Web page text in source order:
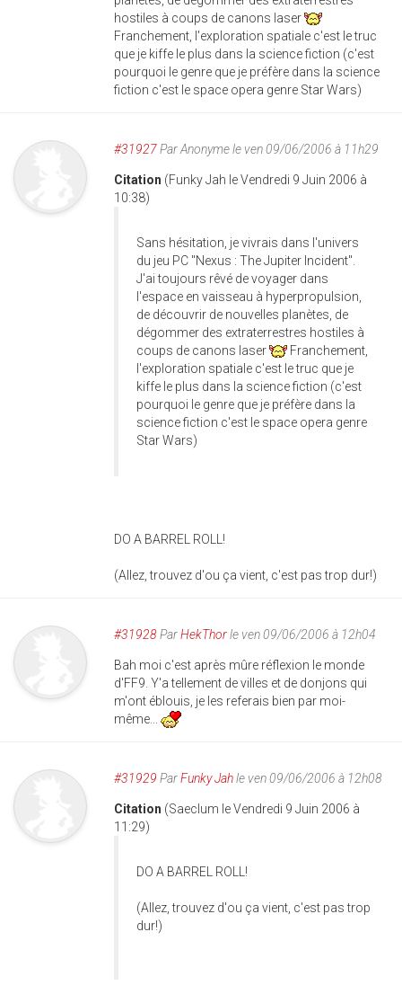
hostiles à coups de canons laser
Franchement, l'exploration spatiale c'est le truc
que je kiffe le plus dans la science fiction (c'est
pourquoi le genre que je préfère dans la science
fiction c'est le space opera genre Star Wars)
#31927ParAnonymele ven 09/06/2006 à 11h29
Citation (Funky Jah le Vendredi 9 Juin 2006 à
10:38)
Sans hésitation, je vivrais dans l'univers
du jeu PC "Nexus : The Jupiter Incident".
J'ai toujours rêvé de voyager dans
l'espace en vaisseau à hyperpropulsion,
de découvrir de nouvelles planètes, de
dégommer des extraterrestres hostiles à
coups de canons laser
Franchement,
l'exploration spatiale c'est le truc que je
kiffe le plus dans la science fiction (c'est
pourquoi le genre que je préfère dans la
science fiction c'est le space opera genre
Star Wars)
DO A BARREL ROLL!
(Allez, trouvez d'ou ça vient, c'est pas trop dur!)
#31928ParHekThorle ven 09/06/2006 à 12h04
Bah moi c'est après mûre réflexion le monde
d'FF9. Y'a tellement de villes et de donjons qui
m'ont éblouis, je les referais bien par moi-
même...
#31929 ParFunky Jahle ven 09/06/2006 à 12h08
Citation (Saeclum le Vendredi 9 Juin 2006 à
11:29)
DO A BARREL ROLL!
(Allez, trouvez d'ou ça vient, c'est pas trop
dur!)